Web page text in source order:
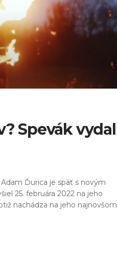
Spevák vydal
Ďurica je späť s novým
25. februára 2022 na jeho
nachádza na jeho najnovšom